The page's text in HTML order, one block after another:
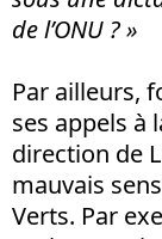
de l’ONU ? »
Par ailleurs,
ses appels à
direction de
mauvais
Verts. Par